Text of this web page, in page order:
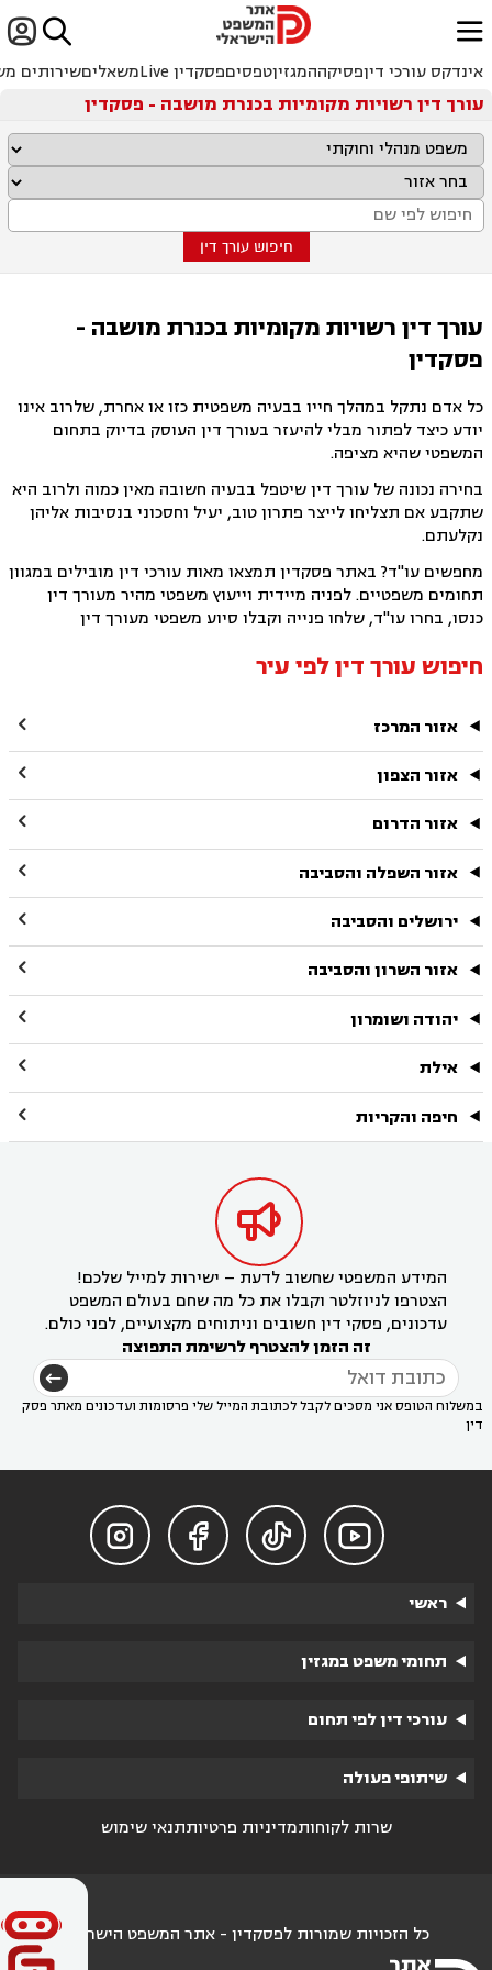

ﱐ
אינדקס עורכי דיןפסיקההמגזיןטפסיםפסקדין Live משאליםשירותים
עורך דין רשויות מקומיות בכנרת מושבה - פסקדין
חיפוש עורך דין
עורך דין רשויות מקומיות בכנרת מושבה -
פסקדין
כל אדם נתקל במהלך חייו בבעיה משפטית כזו או אחרת, שלרוב אינו
יודע כיצד לפתור מבלי להיעזר בעורך דין העוסק בדיוק בתחום
המשפטי שהיא מציפה.
בחירה נכונה של עורך דין שיטפל בבעיה חשובה מאין כמוה ולרוב היא
שתקבע אם תצליחו לייצר פתרון טוב, יעיל וחסכוני בנסיבות אליהן
נקלעתם.
מחפשים עו"ד? באתר פסקדין תמצאו מאות עורכי דין מובילים במגוון
תחומים משפטיים. לפניה מיידית וייעוץ משפטי מהיר מעורך דין
כנסו, בחרו עו"ד, שלחו פנייה וקבלו סיוע משפטי מעורך דין
חיפוש עורך דין לפי עיר
אזור המרכז 
אזור הצפון 
אזור הדרום 
אזור השפלה והסביבה 
ירושלים והסביבה 
אזור השרון והסביבה 
יהודה ושומרון 
אילת 
חיפה והקריות 

המידע המשפטי שחשוב לדעת – ישירות למייל שלכם!
הצטרפו לניוזלטר וקבלו את כל מה שחם בעולם המשפט
עדכונים, פסקי דין חשובים וניתוחים מקצועיים, לפני כולם.
זה הזמן להצטרף לרשימת התפוצה
במשלוח הטופס אני מסכים לקבל לכתובת המייל שלי פרסומות ועדכונים מאתר פסק
דין




ראשי
תחומי משפט במגזין
עורכי דין לפי תחום
שיתופי פעולה
שרות לקוחותמדיניות פרטיותתנאי שימוש
כל הזכויות שמורות לפסקדין - אתר המשפט הישראלי